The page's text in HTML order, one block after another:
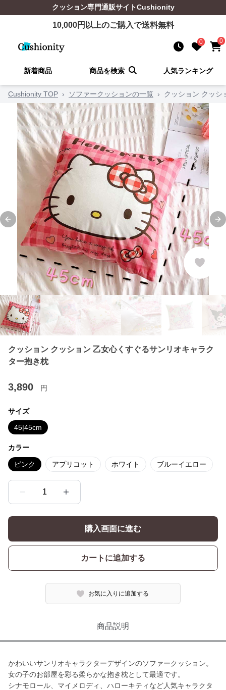
クッション専門通販サイトCushionity
10,000円以上のご購入で送料無料
0 0
新着商品 商品を検索 人気ランキング
Cushionity TOP › ソファークッションの一覧 › クッション クッシ
Previous slide
クッション クッション 乙女心くすぐるサンリオキャラク
ター抱き枕
3,890 円
サイズ
45|45cm
カラー
ピンク アプリコット ホワイト ブルーイエロー
1
購入画面に進む
カートに追加する
お気に入りに追加する
商品説明
かわいいサンリオキャラクターデザインのソファークッション。
女の子のお部屋を彩る柔らかな抱き枕として最適です。
シナモロール、マイメロディ、ハローキティなど人気キャラクタ